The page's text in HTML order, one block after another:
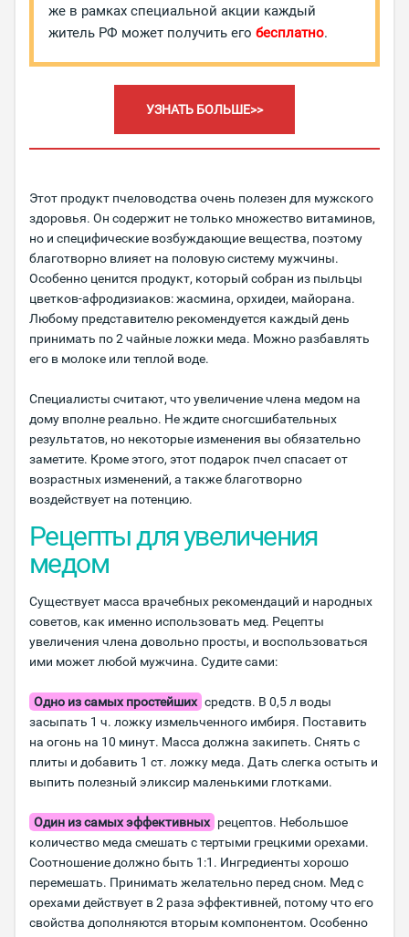
же в рамках специальной акции каждый
житель РФ может получить его бесплатно.
УЗНАТЬ БОЛЬШЕ>>
Этот продукт пчеловодства очень полезен для мужского
здоровья. Он содержит не только множество витаминов,
но и специфические возбуждающие вещества, поэтому
благотворно влияет на половую систему мужчины.
Особенно ценится продукт, который собран из пыльцы
цветков-афродизиаков: жасмина, орхидеи, майорана.
Любому представителю рекомендуется каждый день
принимать по 2 чайные ложки меда. Можно разбавлять
его в молоке или теплой воде.
Специалисты считают, что увеличение члена медом на
дому вполне реально. Не ждите сногсшибательных
результатов, но некоторые изменения вы обязательно
заметите. Кроме этого, этот подарок пчел спасает от
возрастных изменений, а также благотворно
воздействует на потенцию.
Рецепты для увеличения
медом
Существует масса врачебных рекомендаций и народных
советов, как именно использовать мед. Рецепты
увеличения члена довольно просты, и воспользоваться
ими может любой мужчина. Судите сами:
Одно из самых простейших средств. В 0,5 л воды
засыпать 1 ч. ложку измельченного имбиря. Поставить
на огонь на 10 минут. Масса должна закипеть. Снять с
плиты и добавить 1 ст. ложку меда. Дать слегка остыть и
выпить полезный эликсир маленькими глотками.
Один из самых эффективных рецептов. Небольшое
количество меда смешать с тертыми грецкими орехами.
Соотношение должно быть 1:1. Ингредиенты хорошо
перемешать. Принимать желательно перед сном. Мед с
орехами действует в 2 раза эффективней, потому что его
свойства дополняются вторым компонентом. Особенно